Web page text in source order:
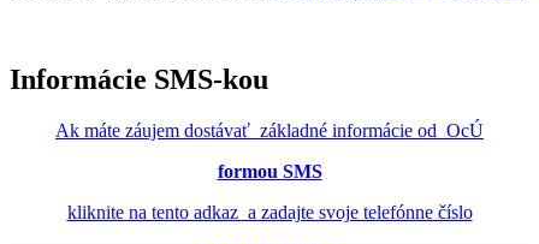
Informácie SMS-kou
Ak máte záujem dostávať základné informácie od OcÚ
formou SMS
kliknite na tento adkaz a zadajte svoje telefónne číslo